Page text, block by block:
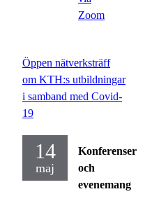
Zoom
Öppen nätverksträff
om KTH:s utbildningar
i samband med Covid-
19
14
maj
Konferenser
och
evenemang